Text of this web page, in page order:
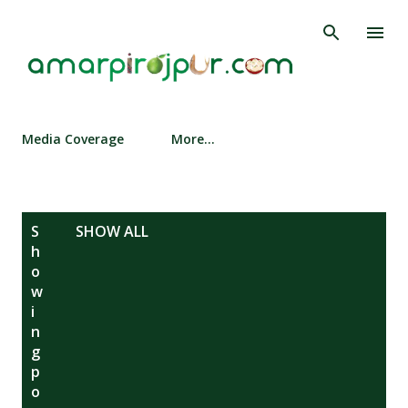
Media Coverage More…
S
h
o
w
i
n
g
p
o
SHOW ALL